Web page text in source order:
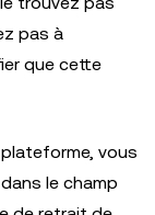
pas à
que cette
vous
le champ